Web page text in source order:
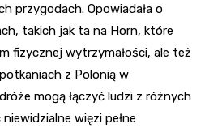
przygodach. Opowiadała o
takich jak ta na Horn, które
fizycznej wytrzymałości, ale też
z Polonią w
mogą łączyć ludzi z różnych
więzi pełne